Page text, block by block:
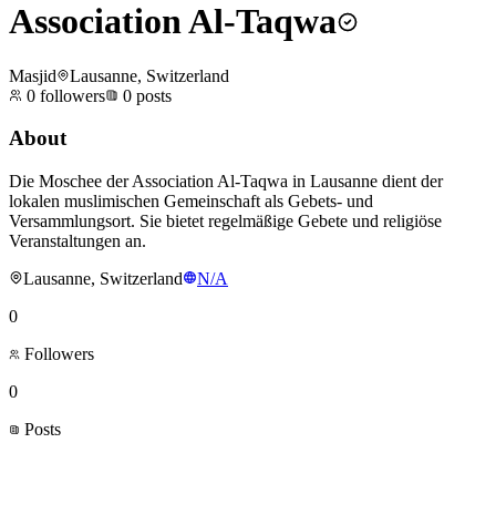
Association Al-Taqwa
Masjid
Lausanne, Switzerland
0 followers 0 posts
About
Die Moschee der Association Al-Taqwa in Lausanne dient der
lokalen muslimischen Gemeinschaft als Gebets- und
Versammlungsort. Sie bietet regelmäßige Gebete und religiöse
Veranstaltungen an.
Lausanne, Switzerland
N/A
0
Followers
0
Posts